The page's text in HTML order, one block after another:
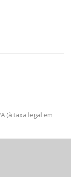
(à taxa legal em